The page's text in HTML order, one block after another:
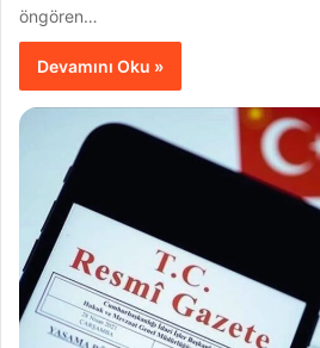
öngören…
Devamını Oku »